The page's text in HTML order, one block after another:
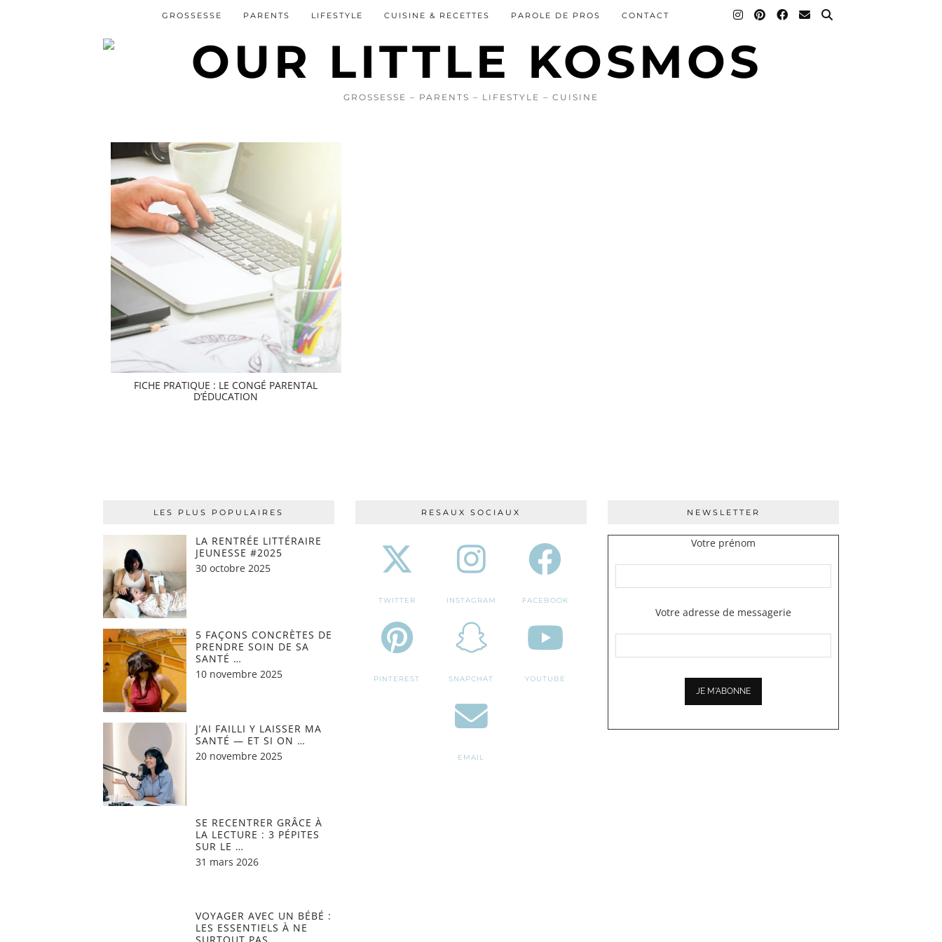
GROSSESSE – PARENTS – LIFESTYLE – CUISINE
GROSSESSE PARENTS LIFESTYLE CUISINE & RECETTES PAROLE DE PROS CONTACT
FICHE PRATIQUE : LE CONGÉ PARENTAL
D’ÉDUCATION
LES PLUS POPULAIRES
LA RENTRÉE LITTÉRAIRE
JEUNESSE #2025
30 octobre 2025
5 FAÇONS CONCRÈTES DE
PRENDRE SOIN DE SA
SANTÉ …
10 novembre 2025
J’AI FAILLI Y LAISSER MA
SANTÉ — ET SI ON …
20 novembre 2025
SE RECENTRER GRÂCE À
LA LECTURE : 3 PÉPITES
SUR LE …
31 mars 2026
VOYAGER AVEC UN BÉBÉ :
LES ESSENTIELS À NE
RESAUX SOCIAUX
TWITTER INSTAGRAM FACEBOOK
PINTEREST SNAPCHAT YOUTUBE
EMAIL
NEWSLETTER
Votre prénom
Votre adresse de messagerie